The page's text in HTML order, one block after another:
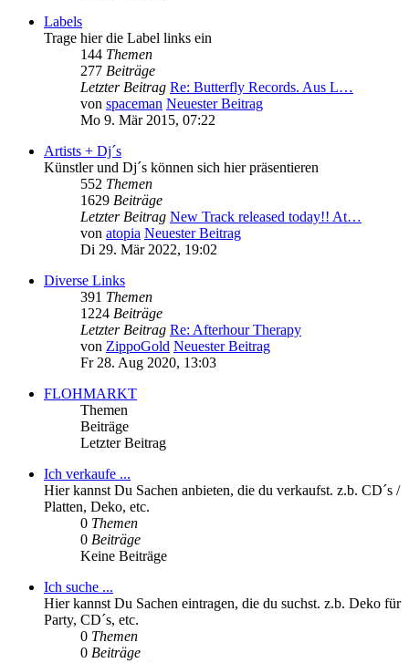
Labels
Trage hier die Label links ein
144 Themen
277 Beiträge
Letzter Beitrag Re: Butterfly Records. Aus L…
von spaceman Neuester Beitrag
Mo 9. Mär 2015, 07:22
Artists + Dj´s
Künstler und Dj´s können sich hier präsentieren
552 Themen
1629 Beiträge
Letzter Beitrag New Track released today!! At…
von atopia Neuester Beitrag
Di 29. Mär 2022, 19:02
Diverse Links
391 Themen
1224 Beiträge
Letzter Beitrag Re: Afterhour Therapy
von ZippoGold Neuester Beitrag
Fr 28. Aug 2020, 13:03
FLOHMARKT
Themen
Beiträge
Letzter Beitrag
Ich verkaufe ...
Hier kannst Du Sachen anbieten, die du verkaufst. z.b. CD´s /
Platten, Deko, etc.
0 Themen
0 Beiträge
Keine Beiträge
Ich suche ...
Hier kannst Du Sachen eintragen, die du suchst. z.b. Deko für
Party, CD´s, etc.
0 Themen
0 Beiträge